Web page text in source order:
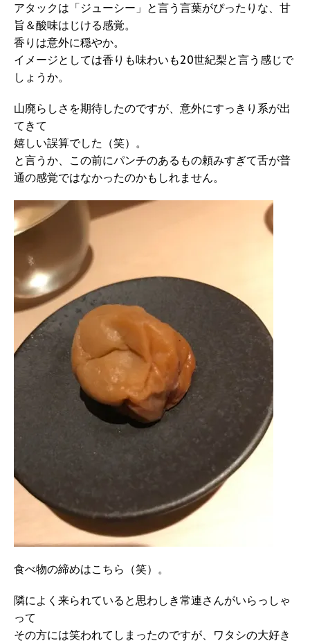
アタックは「ジューシー」と言う言葉がぴったりな、甘
旨＆酸味はじける感覚。
香りは意外に穏やか。
イメージとしては香りも味わいも20世紀梨と言う感じで
しょうか。
山廃らしさを期待したのですが、意外にすっきり系が出
てきて
嬉しい誤算でした（笑）。
と言うか、この前にパンチのあるもの頼みすぎて舌が普
通の感覚ではなかったのかもしれません。
食べ物の締めはこちら（笑）。
隣によく来られていると思わしき常連さんがいらっしゃ
って
その方には笑われてしまったのですが、ワタシの大好き